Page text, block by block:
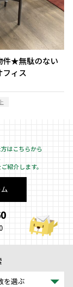
件★無駄のない
フィス
はこちらから
紹介します。
を選ぶ